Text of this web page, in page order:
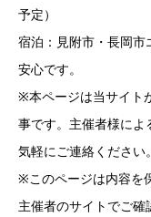
予定）
宿泊：見附市・長岡市
安心です。
※本ページは当サイト
事です。主催者様によ
気軽にご連絡ください。
※このページは内容を
主催者のサイトでご確